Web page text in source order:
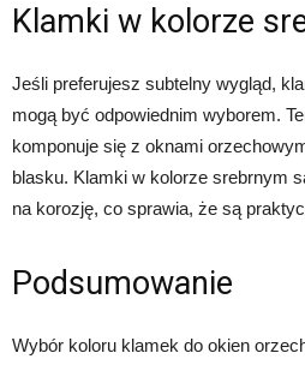
Klamki w kolorze
Jeśli preferujesz subtelny wygląd,
mogą być odpowiednim wyborem.
komponuje się z oknami
blasku. Klamki w kolorze srebrnym
na korozję, co sprawia, że są
Podsumowanie
Wybór koloru klamek do okien